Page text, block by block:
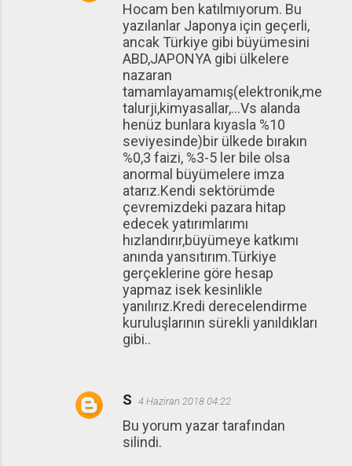
Hocam ben katılmıyorum. Bu
yazılanlar Japonya için geçerli,
ancak Türkiye gibi büyümesini
ABD,JAPONYA gibi ülkelere
nazaran
tamamlayamamış(elektronik,me
talurji,kimyasallar,...Vs alanda
henüz bunlara kıyasla %10
seviyesinde)bir ülkede bırakın
%0,3 faizi, %3-5 ler bile olsa
anormal büyümelere imza
atarız.Kendi sektörümde
çevremizdeki pazara hitap
edecek yatırımlarımı
hızlandırır,büyümeye katkımı
anında yansıtırım.Türkiye
gerçeklerine göre hesap
yapmaz isek kesinlikle
yanılırız.Kredi derecelendirme
kuruluşlarının sürekli yanıldıkları
gibi..
S 4 Haziran 2018 04:22
Bu yorum yazar tarafından
silindi.